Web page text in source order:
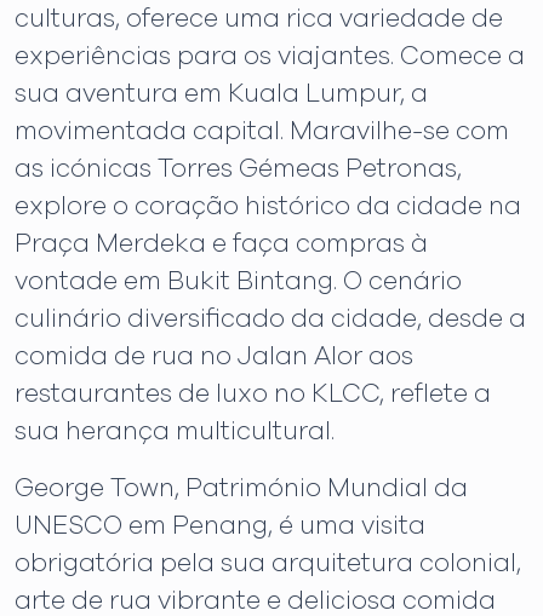
culturas, oferece uma rica variedade de
experiências para os viajantes. Comece a
sua aventura em Kuala Lumpur, a
movimentada capital. Maravilhe-se com
as icónicas Torres Gémeas Petronas,
explore o coração histórico da cidade na
Praça Merdeka e faça compras à
vontade em Bukit Bintang. O cenário
culinário diversificado da cidade, desde a
comida de rua no Jalan Alor aos
restaurantes de luxo no KLCC, reflete a
sua herança multicultural.
George Town, Património Mundial da
UNESCO em Penang, é uma visita
obrigatória pela sua arquitetura colonial,
arte de rua vibrante e deliciosa comida